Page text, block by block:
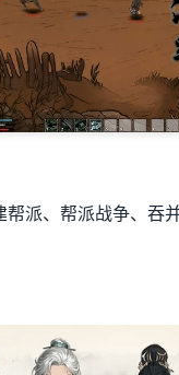
帮派、帮派战争、吞